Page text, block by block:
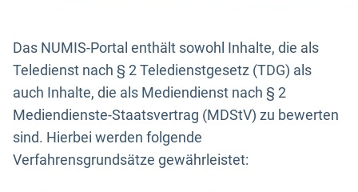
Das NUMIS-Portal enthält sowohl Inhalte, die als
Teledienst nach § 2 Teledienstgesetz (TDG) als
auch Inhalte, die als Mediendienst nach § 2
Mediendienste-Staatsvertrag (MDStV) zu bewerten
sind. Hierbei werden folgende
Verfahrensgrundsätze gewährleistet: